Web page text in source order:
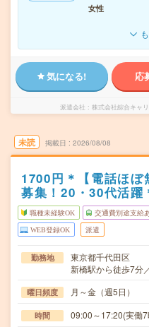
女性
気になる! 応
派遣会社 株式会社綜合キャ
未読 掲載日 2026/08/08
1700円＊【電話ほぼ
募集！20・30代活躍
職種未経験OK 交通費別途支給
WEB登録OK 派遣
勤務地
東京都千代田区
新橋駅から徒歩7分
曜日頻度 月～金（週5日）
時間 09:00～17:20(実働